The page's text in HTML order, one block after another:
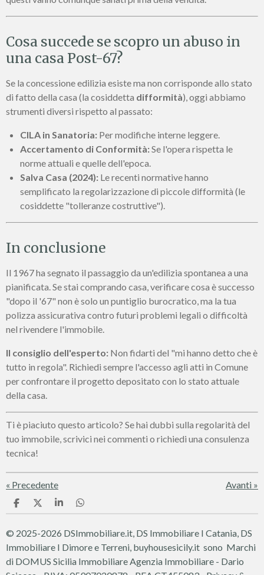
Cosa succede se scopro un abuso in
una casa Post-67?
Se la concessione edilizia esiste ma non corrisponde allo stato
di fatto della casa (la cosiddetta difformità), oggi abbiamo
strumenti diversi rispetto al passato:
CILA in Sanatoria: Per modifiche interne leggere.
Accertamento di Conformità:Se l'opera rispetta le
norme attuali e quelle dell'epoca.
Salva Casa (2024): Le recenti normative hanno
semplificato la regolarizzazione di piccole difformità (le
cosiddette "tolleranze costruttive").
In conclusione
Il 1967 ha segnato il passaggio da un'edilizia spontanea a una
pianificata. Se stai comprando casa, verificare cosa è successo
"dopo il '67" non è solo un puntiglio burocratico, ma la tua
polizza assicurativa contro futuri problemi legali o difficoltà
nel rivendere l'immobile.
Il consiglio dell'esperto: Non fidarti del "mi hanno detto che è
tutto in regola". Richiedi sempre l'accesso agli atti in Comune
per confrontare il progetto depositato con lo stato attuale
della casa.
Ti è piaciuto questo articolo? Se hai dubbi sulla regolarità del
tuo immobile, scrivici nei commenti o richiedi una consulenza
tecnica!
« Precedente Avanti »
C
o
d
i
v
i
d
C
o
d
i
v
i
C
o
d
i
v
i
d
C
o
d
i
v
i
d
© 2025-2026 DSImmobiliare.it, DS Immobiliare I Catania, DS
Immobiliare I Dimore e Terreni, buyhousesicily.it sono Marchi
di DOMUS Sicilia ImmobiliareAgenzia Immobiliare - Dario